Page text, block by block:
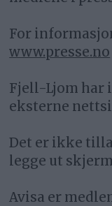
For
www.presse.no
Fjell-Ljom har
eksterne
Det er ikke
legge ut
Avisa er